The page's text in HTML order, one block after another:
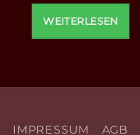
WEITERLESEN
IMPRESSUM AGB